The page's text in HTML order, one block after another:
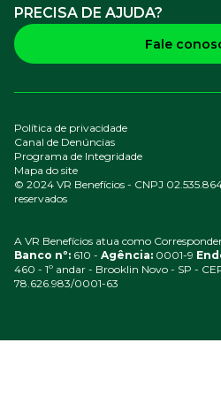
PRECISA DE AJUDA?
Fale
© 2024 VR Benefícios - CNPJ
reservados
Política de privacidade
Canal de Denúncias
Programa de Integridade
Mapa do site
A VR Benefícios atua como
Banco nº: 610 - Agência: 0001-9
460 - 1º andar - Brooklin Novo - SP -
78.626.983/0001-63